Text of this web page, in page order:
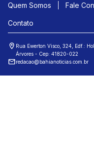
Quem Somos Fale
Contato
Rua Ewerton Visco, 324, Edf.:
Árvores - Cep: 41820-022
redacao@bahianoticias.com.br